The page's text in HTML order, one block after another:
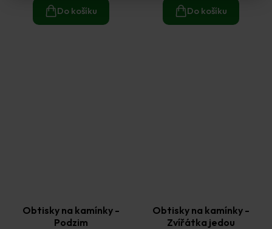
Do košíku Do košíku
Obtisky na kamínky -
Podzim
Obtisky na kamínky -
Zvířátka jedou